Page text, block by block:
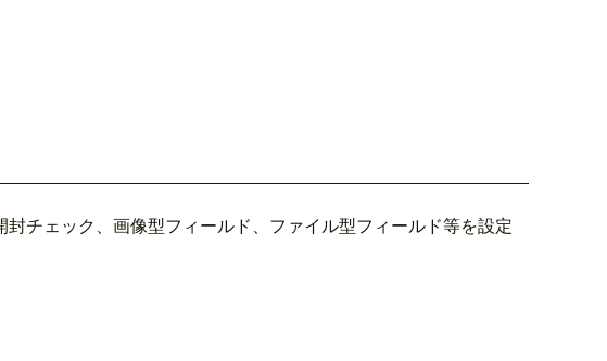
チェック、画像型フィールド、ファイル型フィールド等を設定